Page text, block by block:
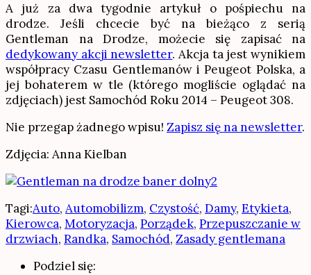
A już za dwa tygodnie artykuł o pośpiechu na
drodze. Jeśli chcecie być na bieżąco z serią
Gentleman na Drodze, możecie się zapisać na
dedykowany akcji newsletter. Akcja ta jest wynikiem
współpracy Czasu Gentlemanów i Peugeot Polska, a
jej bohaterem w tle (którego mogliście oglądać na
zdjęciach) jest Samochód Roku 2014 – Peugeot 308.
Nie przegap żadnego wpisu! Zapisz się na newsletter.
Zdjęcia: Anna Kielban
Tagi:Auto, Automobilizm, Czystość, Damy, Etykieta,
Kierowca, Motoryzacja, Porządek, Przepuszczanie w
drzwiach, Randka, Samochód, Zasady gentlemana
Podziel się: